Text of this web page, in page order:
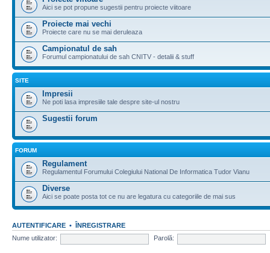
Aici se pot propune sugestii pentru proiecte viitoare
Proiecte mai vechi
Proiecte care nu se mai deruleaza
Campionatul de sah
Forumul campionatului de sah CNITV - detalii & stuff
SITE
Impresii
Ne poti lasa impresiile tale despre site-ul nostru
Sugestii forum
FORUM
Regulament
Regulamentul Forumului Colegiului National De Informatica Tudor Vianu
Diverse
Aici se poate posta tot ce nu are legatura cu categoriile de mai sus
AUTENTIFICARE • ÎNREGISTRARE
Nume utilizator:
Parolă: